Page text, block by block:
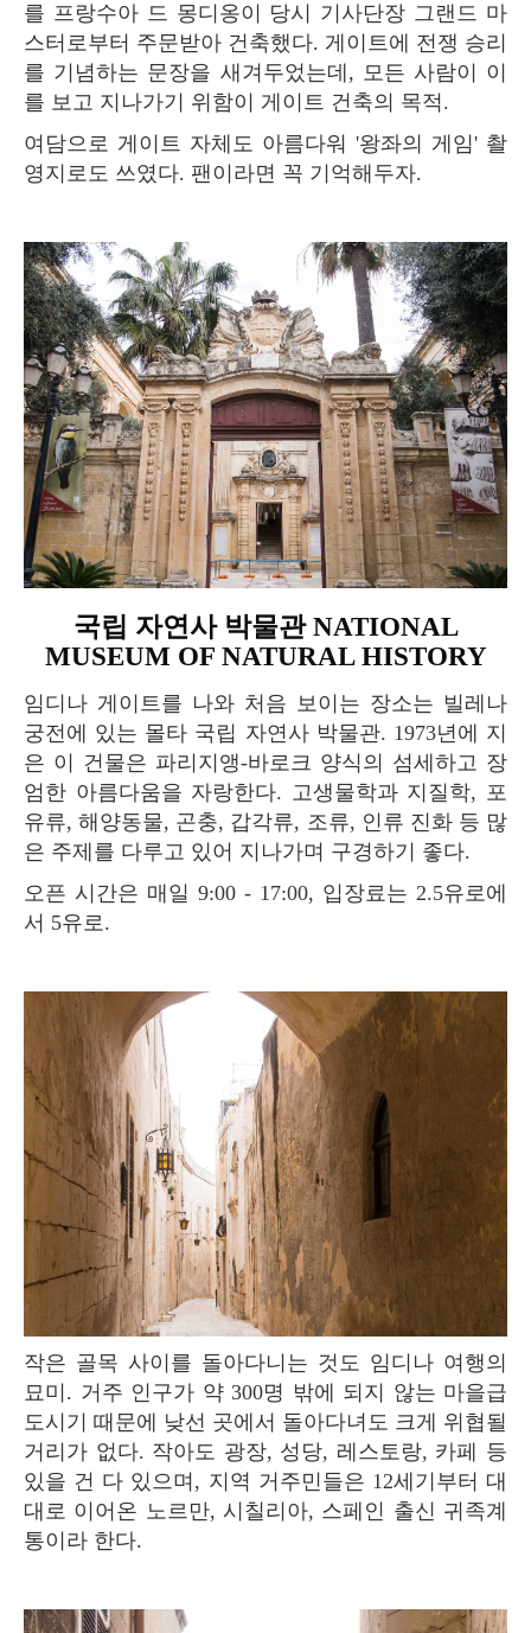
를 프랑수아 드 몽디옹이 당시 기사단장 그랜드 마
스터로부터 주문받아 건축했다. 게이트에 전쟁 승리
를 기념하는 문장을 새겨두었는데, 모든 사람이 이
를 보고 지나가기 위함이 게이트 건축의 목적.
여담으로 게이트 자체도 아름다워 '왕좌의 게임' 촬
영지로도 쓰였다. 팬이라면 꼭 기억해두자.
국립 자연사 박물관 NATIONAL
MUSEUM OF NATURAL HISTORY
임디나 게이트를 나와 처음 보이는 장소는 빌레나
궁전에 있는 몰타 국립 자연사 박물관. 1973년에 지
은 이 건물은 파리지앵-바로크 양식의 섬세하고 장
엄한 아름다움을 자랑한다. 고생물학과 지질학, 포
유류, 해양동물, 곤충, 갑각류, 조류, 인류 진화 등 많
은 주제를 다루고 있어 지나가며 구경하기 좋다.
오픈 시간은 매일 9:00 - 17:00, 입장료는 2.5유로에
서 5유로.
작은 골목 사이를 돌아다니는 것도 임디나 여행의
묘미. 거주 인구가 약 300명 밖에 되지 않는 마을급
도시기 때문에 낮선 곳에서 돌아다녀도 크게 위협될
거리가 없다. 작아도 광장, 성당, 레스토랑, 카페 등
있을 건 다 있으며, 지역 거주민들은 12세기부터 대
대로 이어온 노르만, 시칠리아, 스페인 출신 귀족계
통이라 한다.